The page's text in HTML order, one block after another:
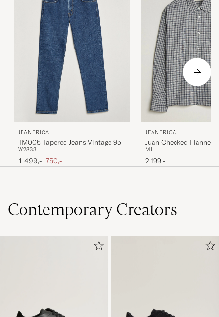
JEANERICA
TM005 Tapered Jeans Vintage 95
W2833
Ordinary pris
1 499,- Nedsat pris
750,-
JEANERICA
Juan Checked Flannel
M L
2 199,-
Contemporary Creators